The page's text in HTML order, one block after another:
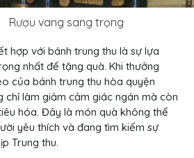
Rượu vang sang trọng
hợp với bánh trung thu là sự lựa
nhất để tặng quà. Khi thưởng
của bánh trung thu hòa quyện
chỉ làm giảm cảm giác ngán mà còn
hóa. Đây là món quà không thể
yêu thích và đang tìm kiếm sự
Trung thu.